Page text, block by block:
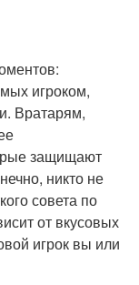
игроком,
Вратарям,
защищают
никто не
совета по
от вкусовых
игрок вы или